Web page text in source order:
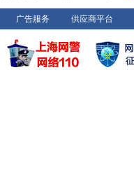
广告服务 供应商平台